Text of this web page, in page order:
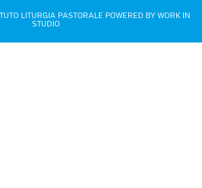
LITURGIA PASTORALE POWERED BY WORK IN
STUDIO